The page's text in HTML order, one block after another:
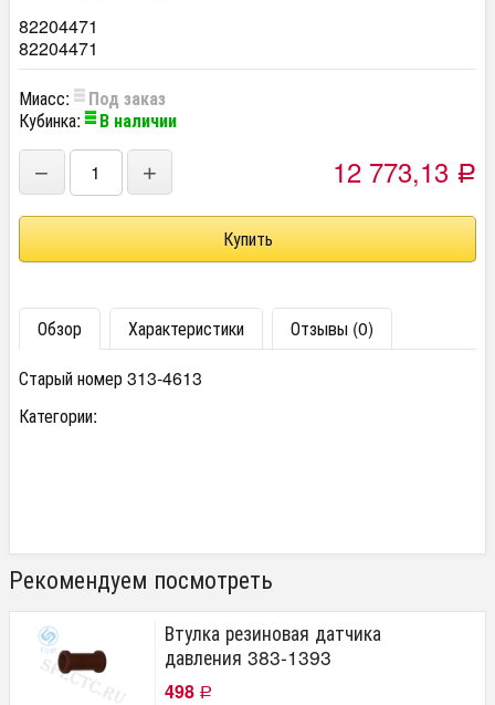
82204471
82204471
Миасс:
Под заказ
Кубинка:
В наличии
− + 12 773,13 Р
Обзор Характеристики
Отзывы (0)
Старый номер 313-4613
Категории:
Рекомендуем посмотреть
Втулка резиновая датчика
давления 383-1393
498 Р